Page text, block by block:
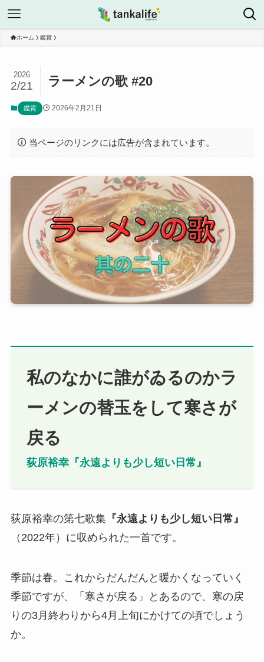
ホーム 鑑賞
ラーメンの歌 #20
2026
2/21
鑑賞 2026年2月21日
当ページのリンクには広告が含まれています。
私のなかに誰がゐるのかラ
ーメンの替玉をして寒さが
戻る
荻原裕幸『永遠よりも少し短い日常』
荻原裕幸の第七歌集『永遠よりも少し短い日常 』
（2022年）に収められた一首です。
季節は春。これからだんだんと暖かくなっていく
季節ですが、「寒さが戻る」とあるので、寒の戻
りの3月終わりから4月上旬にかけての頃でしょう
か。